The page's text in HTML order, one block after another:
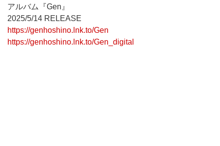
アルバム『Gen』
2025/5/14 RELEASE
https://genhoshino.lnk.to/Gen
https://genhoshino.lnk.to/Gen_digital